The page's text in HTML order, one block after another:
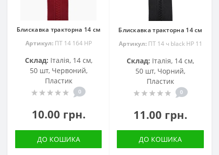
Блискавка тракторна 14 см
Артикул:ПТ 14 164 НР
Склад: Італія, 14 см,
50 шт, Червоний,
Пластик
0
10.00 грн.
ДО КОШИКА
Блискавка тракторна 14 см
Артикул:ПТ 14 ч black HP 11
Склад: Італія, 14 см,
50 шт, Чорний,
Пластик
0
11.00 грн.
ДО КОШИКА